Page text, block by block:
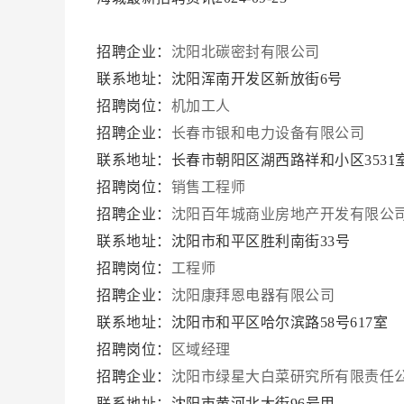
招聘企业： 沈阳北碳密封有限公司
联系地址：沈阳浑南开发区新放街6号
招聘岗位： 机加工人
招聘企业： 长春市银和电力设备有限公司
联系地址：长春市朝阳区湖西路祥和小区3531
招聘岗位： 销售工程师
招聘企业： 沈阳百年城商业房地产开发有限公
联系地址：沈阳市和平区胜利南街33号
招聘岗位： 工程师
招聘企业： 沈阳康拜恩电器有限公司
联系地址：沈阳市和平区哈尔滨路58号617室
招聘岗位：
区域经理
招聘企业： 沈阳市绿星大白菜研究所有限责任